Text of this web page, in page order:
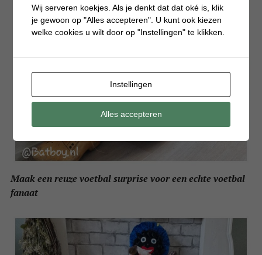
Maak een reuze voetbal surprise voor een echte voetbal
fanaat
Wij serveren koekjes. Als je denkt dat dat oké is, klik
je gewoon op "Alles accepteren". U kunt ook kiezen
welke cookies u wilt door op "Instellingen" te klikken.
Instellingen
Alles accepteren